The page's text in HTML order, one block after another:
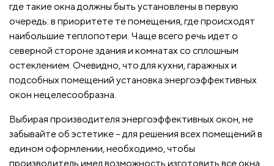
где такие окна должны быть установлены в первую
очередь: в приоритете те помещения, где происходят
наибольшие теплопотери. Чаще всего речь идет о
северной стороне здания и комнатах со сплошным
остеклением. Очевидно, что для кухни, гаражных и
подсобных помещений установка энергоэффективных
окон нецелесообразна.
Выбирая производителя энергоэффективных окон, не
забывайте об эстетике – для решения всех помещений в
едином оформлении, необходимо, чтобы
производитель имел возможность изготовить все окна